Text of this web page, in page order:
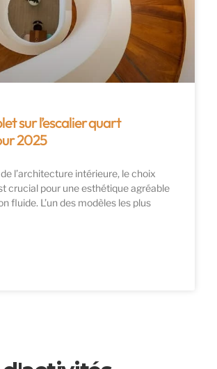
sur l’escalier quart
2025
l’architecture intérieure, le choix
crucial pour une esthétique agréable
fluide. L’un des modèles les plus